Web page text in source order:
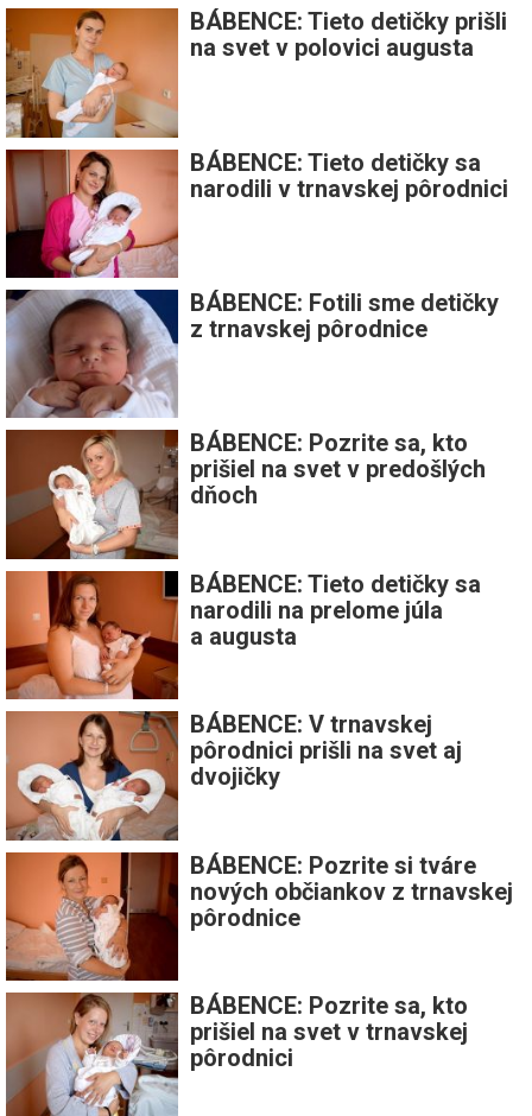
BÁBENCE: Tieto detičky prišli
na svet v polovici augusta
BÁBENCE: Tieto detičky sa
narodili v trnavskej pôrodnici
BÁBENCE: Fotili sme detičky
z trnavskej pôrodnice
BÁBENCE: Pozrite sa, kto
prišiel na svet v predošlých
dňoch
BÁBENCE: Tieto detičky sa
narodili na prelome júla
a augusta
BÁBENCE: V trnavskej
pôrodnici prišli na svet aj
dvojičky
BÁBENCE: Pozrite si tváre
nových občiankov z trnavskej
pôrodnice
BÁBENCE: Pozrite sa, kto
prišiel na svet v trnavskej
pôrodnici